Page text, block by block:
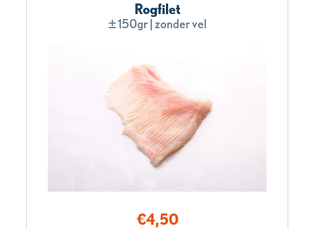
Rogfilet
±150gr | zonder vel
€4,50